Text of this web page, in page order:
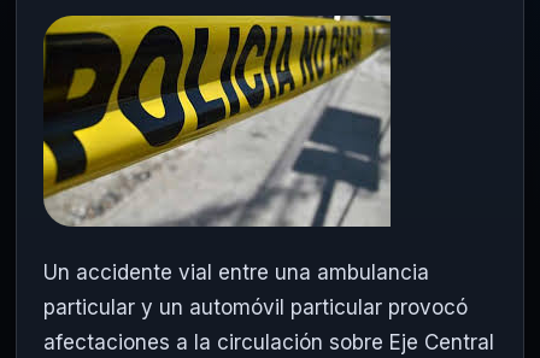
Un accidente vial entre una ambulancia
particular y un automóvil particular provocó
afectaciones a la circulación sobre Eje Central